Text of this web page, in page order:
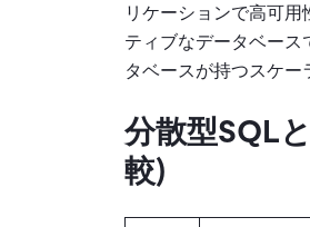
リケーションで高可
ティブなデータベー
タベースが持つスケー
分散型SQL
較)